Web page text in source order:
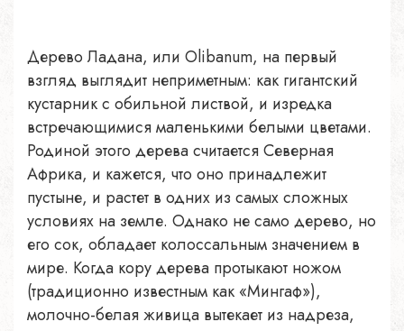
Дерево Ладана, или Olibanum, на первый
взгляд выглядит неприметным: как гигантский
кустарник с обильной листвой, и изредка
встречающимися маленькими белыми цветами.
Родиной этого дерева считается Северная
Африка, и кажется, что оно принадлежит
пустыне, и растет в одних из самых сложных
условиях на земле. Однако не само дерево, но
его сок, обладает колоссальным значением в
мире. Когда кору дерева протыкают ножом
(традиционно известным как «Мингаф»),
молочно-белая живица вытекает из надреза,